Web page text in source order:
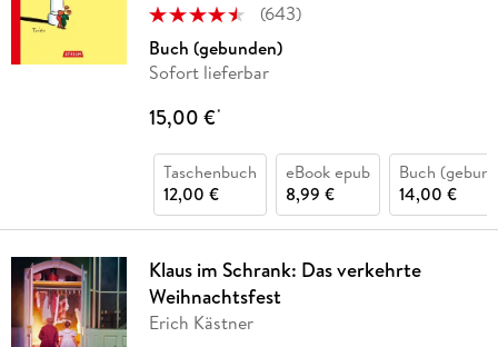
(643)
Buch (gebunden)
Sofort lieferbar
15,00 €*
Taschenbuch
12,00 €
eBook epub
8,99 €
Buch
14,00 €
Klaus im Schrank: Das verkehrte
Weihnachtsfest
Erich Kästner